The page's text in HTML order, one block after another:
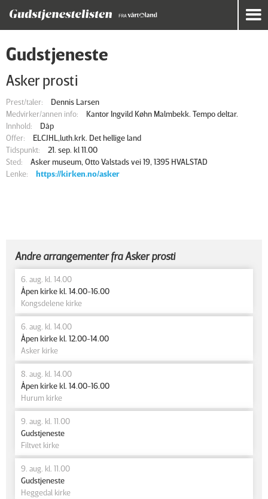
Gudstjeneste
Asker prosti
Prest/taler:
Dennis Larsen
Medvirker/annen info:
Kantor Ingvild Køhn Malmbekk. Tempo deltar.
Innhold:
Dåp
Offer:
ELCJHL,luth.krk. Det hellige land
Tidspunkt:
21. sep. kl 11.00
Sted:
Asker museum, Otto Valstads vei 19, 1395 HVALSTAD
Lenke:
https://kirken.no/asker
Andre arrangementer fra Asker prosti
6. aug. kl. 14.00
Åpen kirke kl. 14.00-16.00
Kongsdelene kirke
6. aug. kl. 14.00
Åpen kirke kl. 12.00-14.00
Asker kirke
8. aug. kl. 14.00
Åpen kirke kl. 14.00-16.00
Hurum kirke
9. aug. kl. 11.00
Gudstjeneste
Filtvet kirke
9. aug. kl. 11.00
Gudstjeneste
Heggedal kirke